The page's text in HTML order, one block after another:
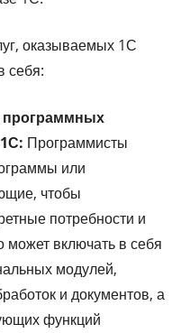
оказываемых 1С
себя:
программных
Программисты
или
чтобы
потребности и
может включать в себя
модулей,
и документов, а
функций